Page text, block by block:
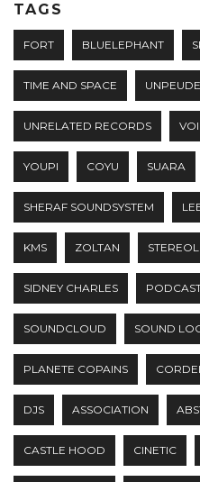
TAGS
FORT BLUELEPHANT
TIME AND SPACE
UNRELATED RECORDS
YOUPI COYU SUARA
SHERAF SOUNDSYSTEM
KMS ZOLTAN
SIDNEY CHARLES
SOUNDCLOUD SOUND
PLANETE COPAINS
DJS ASSOCIATION
CASTLE HOOD CINETIC